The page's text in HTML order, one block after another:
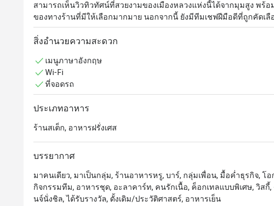
สามารถเห็นวิวทิวทัศน์ที่สวยงามของเมืองหลวงแห่งนี้ได้จากมุมสูง พร้อ
ของทางร้านที่มีให้เลือกมากมาย นอกจากนี้ ยังมีทีมเชฟฝีมือดีที่ถูกคัดเลื
ปรุงอาหารในครัวแบบเปิดโล่งกลางร้าน ซึ่งอาหารของทางร้านนั้นเป็
และร่วมสมัยเอาไว้ด้วยกันอย่างลงตัว ทำให้คุณได้เพลิดเพลินไปกับมื้ออ
สิ่งอำนวยความสะดวก
เมนูภาษาอังกฤษ
Wi-Fi
ที่จอดรถ
ประเภทอาหาร
ร้านสเต็ก, อาหารฝรั่งเศส
บรรยากาศ
มาคนเดียว, มาเป็นกลุ่ม, ร้านอาหารหรู, บาร์, กลุ่มเพื่อน, มื้อค่ำธุรกิจ, โอ
กิจกรรมทีม, อาหารชุด, อะลาคาร์ท, คนรักเนื้อ, ค็อกเทลแบบพิเศษ, วิสกี้,
นจ์นั่งชิล, ได้รับรางวัล, ดั้งเดิม/ประวัติศาสตร์, อาหารเย็น